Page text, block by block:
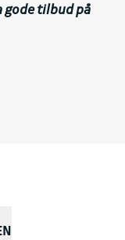
gode tilbud på